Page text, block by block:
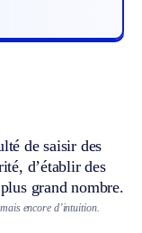
de saisir des
d’établir des
grand nombre.
encore d’intuition.